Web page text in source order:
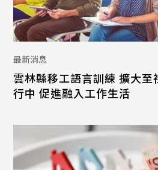
最新消息
雲林縣移工語言訓練 擴大
行中 促進融入工作生活